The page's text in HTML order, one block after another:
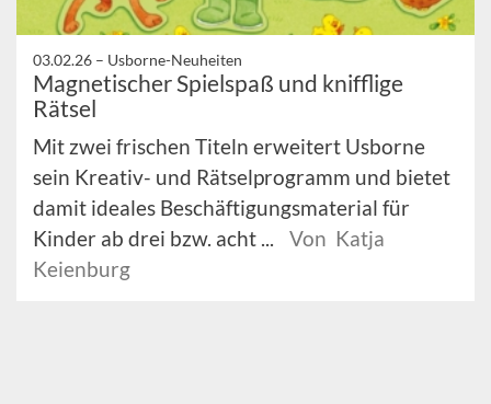
03.02.26 – Usborne-Neuheiten
Magnetischer Spielspaß und knifflige
Rätsel
Mit zwei frischen Titeln erweitert Usborne
sein Kreativ- und Rätselprogramm und bietet
damit ideales Beschäftigungsmaterial für
Kinder ab drei bzw. acht ...
Von Katja
Keienburg